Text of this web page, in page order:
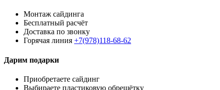
Монтаж сайдинга
Бесплатный расчёт
Доставка по звонку
Горячая линия +7(978)118-68-62
Дарим подарки
Приобретаете сайдинг
Выбираете пластиковую обрешётку